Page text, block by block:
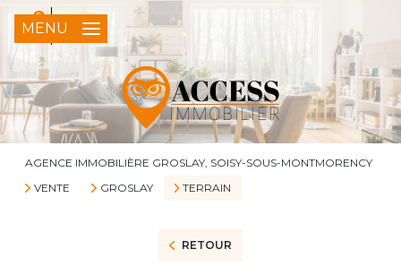
0
FR
MENU
AGENCE IMMOBILIÈRE GROSLAY, SOISY-SOUS-MONTMORENCY
VENTE
GROSLAY TERRAIN
RETOUR